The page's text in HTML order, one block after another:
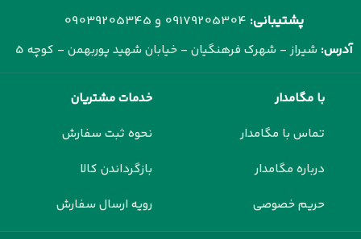
پشتیبانی: 09179205304 و 09039205345
آدرس: شیراز - شهرک فرهنگیان - خیابان شهید پوربهمن - کوچه 5
با مگامدار
تماس با مگامدار
درباره مگامدار
حریم خصوصی
خدمات مشتریان
نحوه ثبت سفارش
بازگرداندن کالا
رویه ارسال سفارش